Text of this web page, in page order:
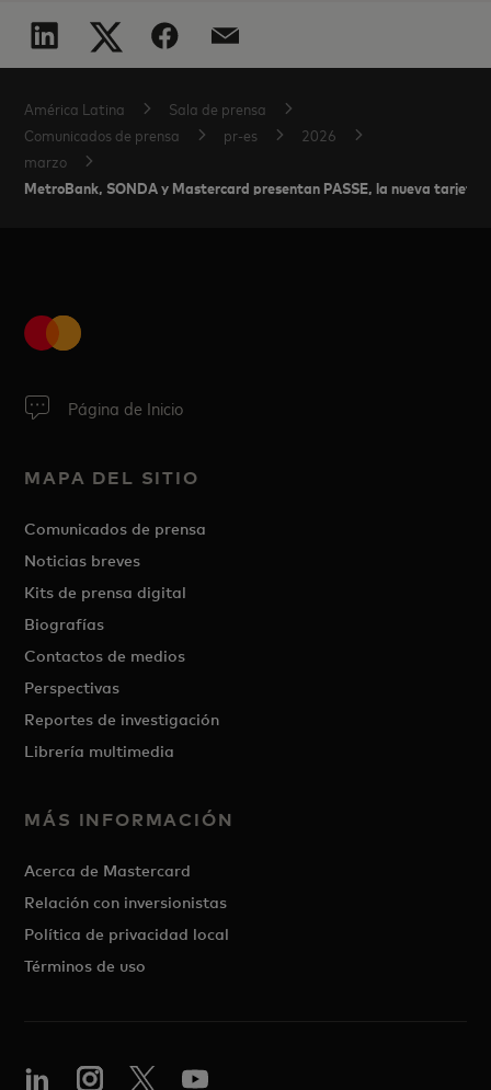
América Latina
Sala de prensa
Comunicados de prensa
pr-es
2026
marzo
MetroBank, SONDA y Mastercard presentan PASSE, la nueva tarjeta
Página de Inicio
MAPA DEL SITIO
Comunicados de prensa
Noticias breves
Kits de prensa digital
Biografías
Contactos de medios
Perspectivas
Reportes de investigación
Librería multimedia
MÁS INFORMACIÓN
Acerca de Mastercard
Relación con inversionistas
Política de privacidad local
Términos de uso